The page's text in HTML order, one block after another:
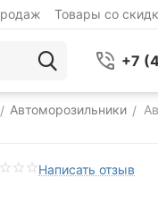
Товары со
+7
/ Автоморозильники /
Написать отзыв